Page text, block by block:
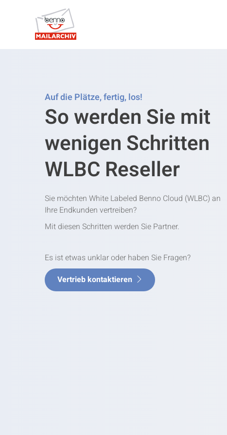
Auf die Plätze, fertig, los!
So werden Sie mit
wenigen Schritten
WLBC Reseller
Sie möchten White Labeled Benno Cloud (WLBC) an
Ihre Endkunden vertreiben?
Mit diesen Schritten werden Sie Partner.
Es ist etwas unklar oder haben Sie Fragen?
Vertrieb kontaktieren